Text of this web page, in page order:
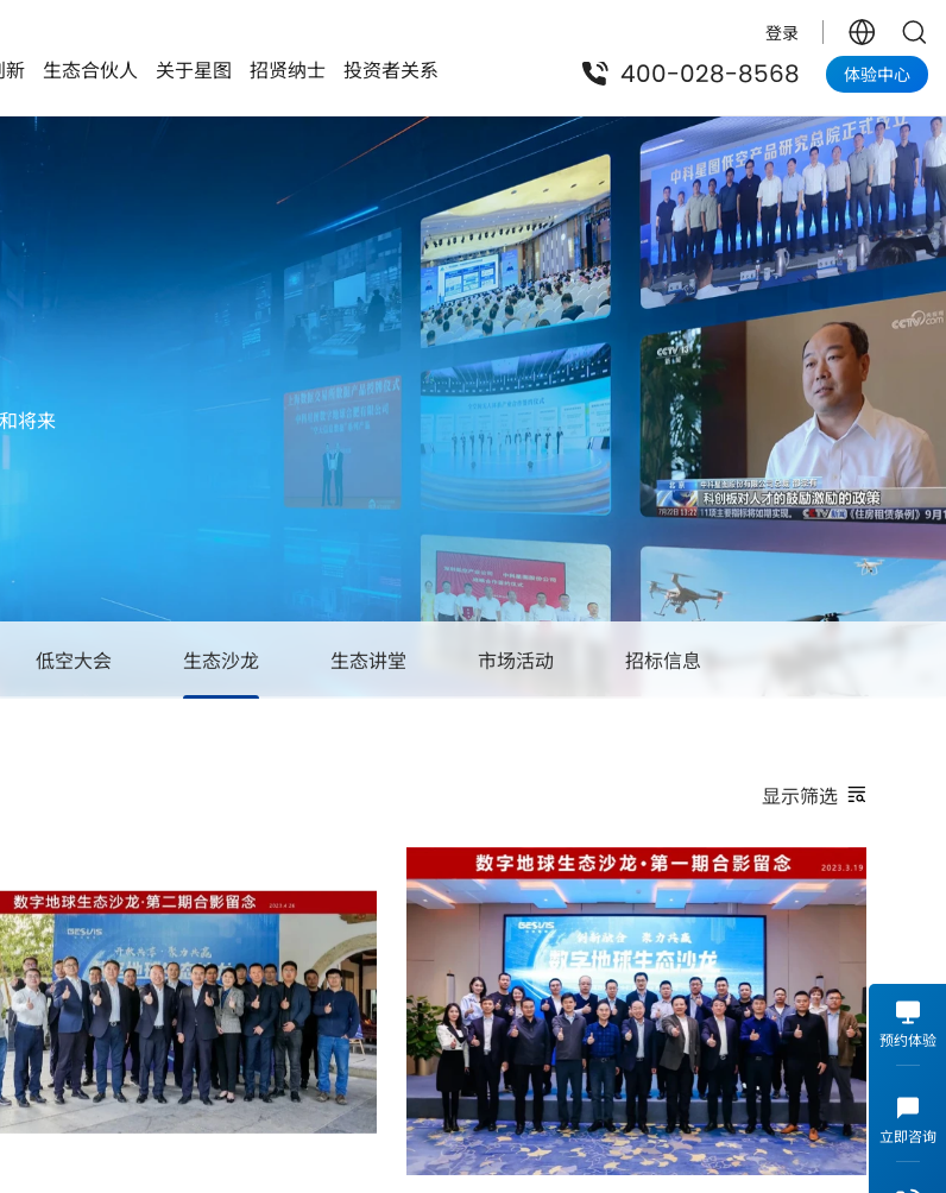
登录
服务平台
低空在线服务平台
低空在线服务平台
面向政府
低空政务巡检解决方案
低空应急解决方案
低空智航自然资源应用平台解决方案
低空智航林草应用平台解决方案
低空智航消防救援应用平台解决方案
低空智航公安警务应用平台解决方案
新
国家工程研究中心
研究中心
技术北京市重点实验室
生态合伙人 关于星图 招贤纳士 投资者关系 400-028-8568 体验中心
中国科学院空天信息创新研究院 中科曙光
海光信息
预约体验
立即咨询
将来
低空大会 生态沙龙 生态讲堂 市场活动 招标信息
显示筛选
媒体采访 新闻报道 生态大会
低空大会 生态沙龙 生态讲堂
市场活动